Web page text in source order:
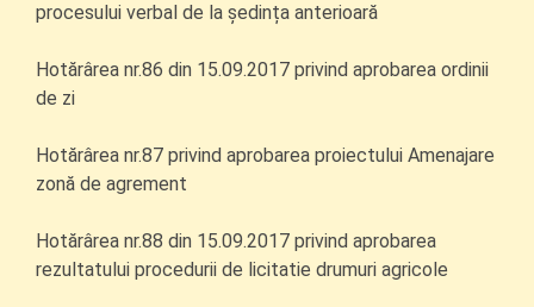
procesului verbal de la ședința anterioară
Hotărârea nr.86 din 15.09.2017 privind aprobarea ordinii
de zi
Hotărârea nr.87 privind aprobarea proiectului Amenajare
zonă de agrement
Hotărârea nr.88 din 15.09.2017 privind aprobarea
rezultatului procedurii de licitatie drumuri agricole